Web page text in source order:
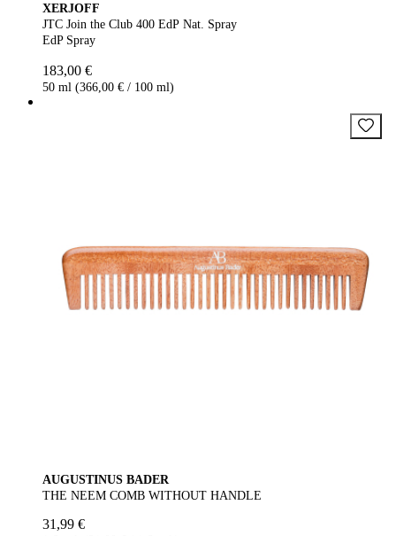
XERJOFF
JTC Join the Club 400 EdP Nat. Spray
EdP Spray
183,00 €
50 ml (366,00 € / 100 ml)
AUGUSTINUS BADER
THE NEEM COMB WITHOUT HANDLE
31,99 €